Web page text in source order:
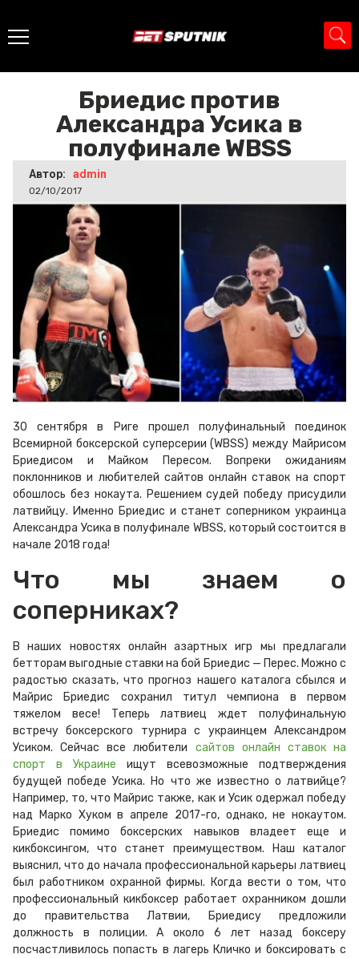
Бриедис против Александра Усика в
Бриедис против
Александра Усика в
полуфинале WBSS
Автор: admin
02/10/2017
30 сентября в Риге прошел полуфинальный поединок
Всемирной боксерской суперсерии (WBSS) между Майрисом
Бриедисом и Майком Пересом. Вопреки ожиданиям
поклонников и любителей сайтов онлайн ставок на спорт
обошлось без нокаута. Решением судей победу присудили
латвийцу. Именно Бриедис и станет соперником украинца
Александра Усика в полуфинале WBSS, который состоится в
начале 2018 года!
Что мы знаем о
соперниках?
В наших новостях онлайн азартных игр мы предлагали
бетторам выгодные ставки на бой Бриедис — Перес. Можно с
радостью сказать, что прогноз нашего каталога сбылся и
Майрис Бриедис сохранил титул чемпиона в первом
тяжелом весе! Теперь латвиец ждет полуфинальную
встречу боксерского турнира с украинцем Александром
Усиком. Сейчас все любители сайтов онлайн ставок на
спорт в Украине ищут всевозможные подтверждения
будущей победе Усика. Но что же известно о латвийце?
Например, то, что Майрис также, как и Усик одержал победу
над Марко Хуком в апреле 2017-го, однако, не нокаутом.
Бриедис помимо боксерских навыков владеет еще и
кикбоксингом, что станет преимуществом. Наш каталог
выяснил, что до начала профессиональной карьеры латвиец
был работником охранной фирмы. Когда вести о том, что
профессиональный кикбоксер работает охранником дошли
до правительства Латвии, Бриедису предложили
должность в полиции. А около 6 лет назад боксеру
посчастливилось попасть в лагерь Кличко и боксировать с